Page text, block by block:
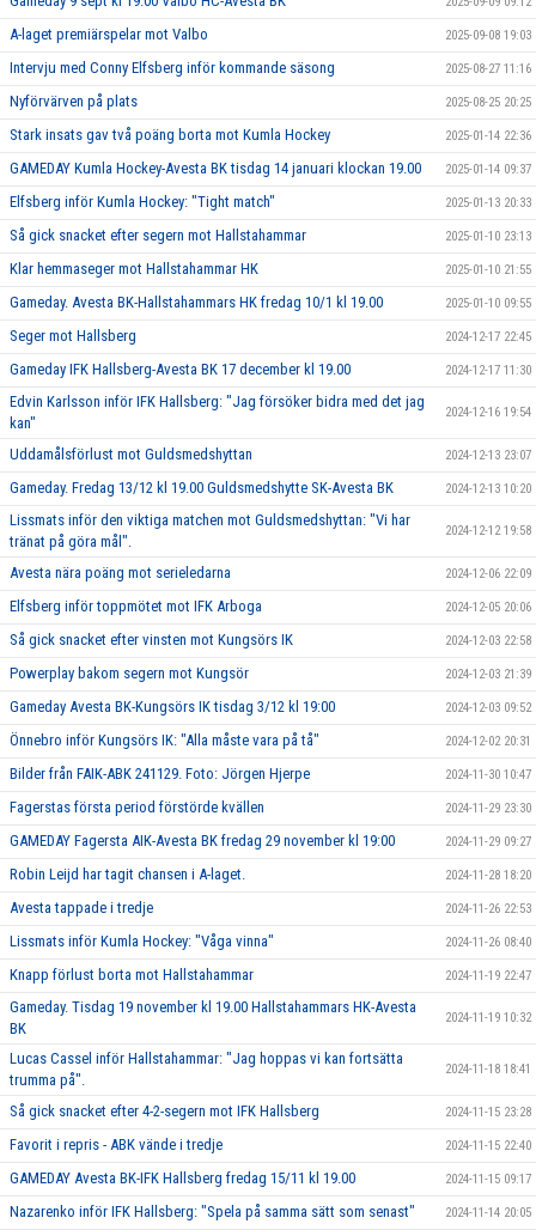
A-laget premiärspelar mot Valbo 2025-09-08 19:03
Intervju med Conny Elfsberg inför kommande säsong 2025-08-27 11:16
Nyförvärven på plats 2025-08-25 20:25
Stark insats gav två poäng borta mot Kumla Hockey 2025-01-14 22:36
GAMEDAY Kumla Hockey-Avesta BK tisdag 14 januari klockan 19.00 2025-01-14 09:37
Elfsberg inför Kumla Hockey: "Tight match" 2025-01-13 20:33
Så gick snacket efter segern mot Hallstahammar 2025-01-10 23:13
Klar hemmaseger mot Hallstahammar HK 2025-01-10 21:55
Gameday. Avesta BK-Hallstahammars HK fredag 10/1 kl 19.00 2025-01-10 09:55
Seger mot Hallsberg 2024-12-17 22:45
Gameday IFK Hallsberg-Avesta BK 17 december kl 19.00 2024-12-17 11:30
Edvin Karlsson inför IFK Hallsberg: "Jag försöker bidra med det jag
kan"
2024-12-16 19:54
Uddamålsförlust mot Guldsmedshyttan 2024-12-13 23:07
Gameday. Fredag 13/12 kl 19.00 Guldsmedshytte SK-Avesta BK 2024-12-13 10:20
Lissmats inför den viktiga matchen mot Guldsmedshyttan: "Vi har
tränat på göra mål".
2024-12-12 19:58
Avesta nära poäng mot serieledarna 2024-12-06 22:09
Elfsberg inför toppmötet mot IFK Arboga 2024-12-05 20:06
Så gick snacket efter vinsten mot Kungsörs IK 2024-12-03 22:58
Powerplay bakom segern mot Kungsör 2024-12-03 21:39
Gameday Avesta BK-Kungsörs IK tisdag 3/12 kl 19:00 2024-12-03 09:52
Önnebro inför Kungsörs IK: "Alla måste vara på tå" 2024-12-02 20:31
Bilder från FAIK-ABK 241129. Foto: Jörgen Hjerpe 2024-11-30 10:47
Fagerstas första period förstörde kvällen 2024-11-29 23:30
GAMEDAY Fagersta AIK-Avesta BK fredag 29 november kl 19:00 2024-11-29 09:27
Robin Leijd har tagit chansen i A-laget. 2024-11-28 18:20
Avesta tappade i tredje 2024-11-26 22:53
Lissmats inför Kumla Hockey: "Våga vinna" 2024-11-26 08:40
Knapp förlust borta mot Hallstahammar 2024-11-19 22:47
Gameday. Tisdag 19 november kl 19.00 Hallstahammars HK-Avesta
BK
2024-11-19 10:32
Lucas Cassel inför Hallstahammar: "Jag hoppas vi kan fortsätta
trumma på".
2024-11-18 18:41
Så gick snacket efter 4-2-segern mot IFK Hallsberg 2024-11-15 23:28
Favorit i repris - ABK vände i tredje 2024-11-15 22:40
GAMEDAY Avesta BK-IFK Hallsberg fredag 15/11 kl 19.00 2024-11-15 09:17
Nazarenko inför IFK Hallsberg: "Spela på samma sätt som senast" 2024-11-14 20:05